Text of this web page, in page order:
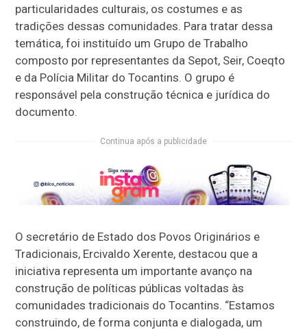
particularidades culturais, os costumes e as
tradições dessas comunidades. Para tratar dessa
temática, foi instituído um Grupo de Trabalho
composto por representantes da Sepot, Seir, Coeqto
e da Polícia Militar do Tocantins. O grupo é
responsável pela construção técnica e jurídica do
documento.
Continua após a publicidade
O secretário de Estado dos Povos Originários e
Tradicionais, Ercivaldo Xerente, destacou que a
iniciativa representa um importante avanço na
construção de políticas públicas voltadas às
comunidades tradicionais do Tocantins. “Estamos
construindo, de forma conjunta e dialogada, um